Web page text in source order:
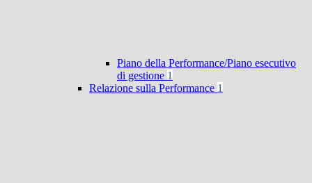
Piano della Performance/Piano esecutivo
di gestione 1
Relazione sulla Performance 1